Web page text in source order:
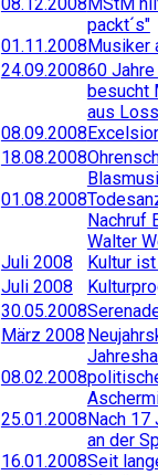
packt´s"
01.11.2008Musiker
24.09.200860
besucht
aus
08.09.2008
18.08.2008
01.08.2008
Nachruf
Walter
Juli 2008
Kultur
Juli 2008
30.05.2008
März 2008
08.02.2008
25.01.2008Nach 17
an der
16.01.2008Seit